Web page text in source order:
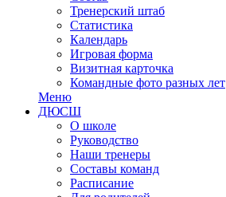
Тренерский штаб
Статистика
Календарь
Игровая форма
Визитная карточка
Командные фото разных лет
Меню
ДЮСШ
О школе
Руководство
Наши тренеры
Составы команд
Расписание